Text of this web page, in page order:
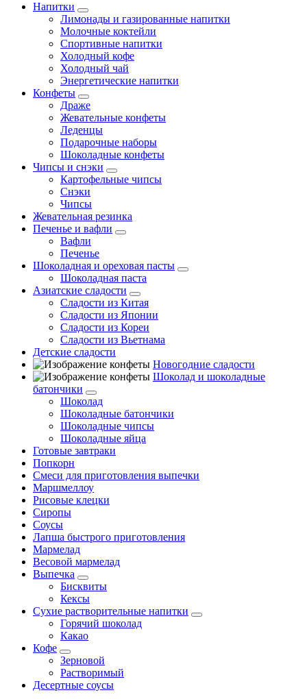
Напитки
Лимонады и газированные напитки
Молочные коктейли
Спортивные напитки
Холодный кофе
Холодный чай
Энергетические напитки
Конфеты
Драже
Жевательные конфеты
Леденцы
Подарочные наборы
Шоколадные конфеты
Чипсы и снэки
Картофельные чипсы
Снэки
Чипсы
Жевательная резинка
Печенье и вафли
Вафли
Печенье
Шоколадная и ореховая пасты
Шоколадная паста
Азиатские сладости
Сладости из Китая
Сладости из Японии
Сладости из Кореи
Сладости из Вьетнама
Детские сладости
Новогодние сладости
Шоколад и шоколадные
батончики
Шоколад
Шоколадные батончики
Шоколадные чипсы
Шоколадные яйца
Готовые завтраки
Попкорн
Смеси для приготовления выпечки
Маршмеллоу
Рисовые клецки
Сиропы
Соусы
Лапша быстрого приготовления
Мармелад
Весовой мармелад
Выпечка
Бисквиты
Кексы
Сухие растворительные напитки
Горячий шоколад
Какао
Кофе
Зерновой
Растворимый
Десертные соусы